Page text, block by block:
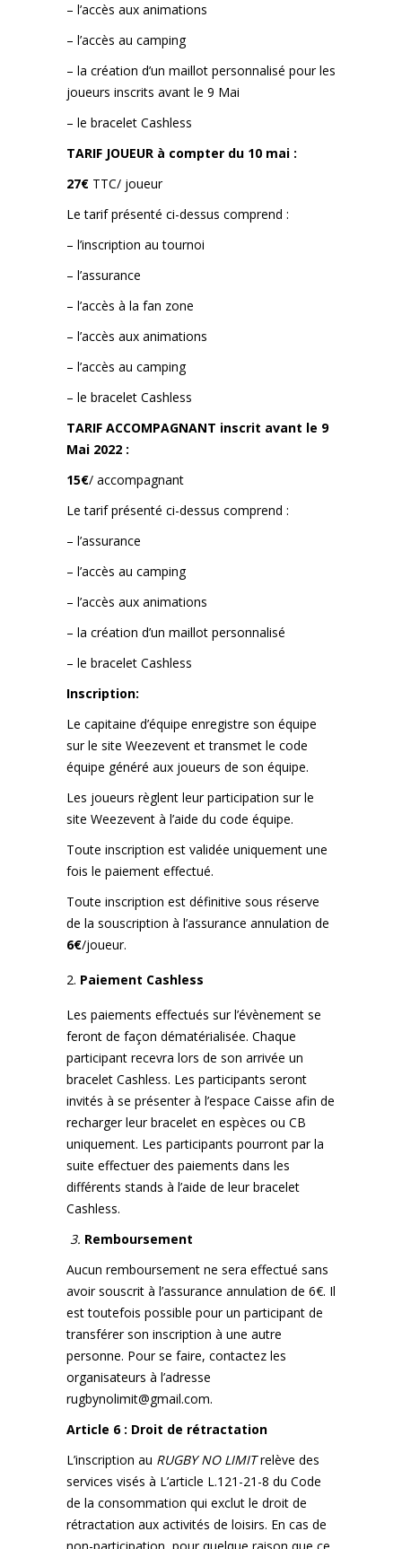
– l’accès aux animations
– l’accès au camping
– la création d’un maillot personnalisé pour les
joueurs inscrits avant le 9 Mai
– le bracelet Cashless
TARIF JOUEUR à compter du 10 mai :
27€ TTC/ joueur
Le tarif présenté ci-dessus comprend :
– l’inscription au tournoi
– l’assurance
– l’accès à la fan zone
– l’accès aux animations
– l’accès au camping
– le bracelet Cashless
TARIF ACCOMPAGNANT inscrit avant le 9
Mai 2022 :
15€/ accompagnant
Le tarif présenté ci-dessus comprend :
– l’assurance
– l’accès au camping
– l’accès aux animations
– la création d’un maillot personnalisé
– le bracelet Cashless
Inscription:
Le capitaine d’équipe enregistre son équipe
sur le site Weezevent et transmet le code
équipe généré aux joueurs de son équipe.
Les joueurs règlent leur participation sur le
site Weezevent à l’aide du code équipe.
Toute inscription est validée uniquement une
fois le paiement effectué.
Toute inscription est définitive sous réserve
de la souscription à l’assurance annulation de
6€/joueur.
Paiement Cashless
Les paiements effectués sur l’évènement se
feront de façon dématérialisée. Chaque
participant recevra lors de son arrivée un
bracelet Cashless. Les participants seront
invités à se présenter à l’espace Caisse afin de
recharger leur bracelet en espèces ou CB
uniquement. Les participants pourront par la
suite effectuer des paiements dans les
différents stands à l’aide de leur bracelet
Cashless.
3. Remboursement
Aucun remboursement ne sera effectué sans
avoir souscrit à l’assurance annulation de 6€. Il
est toutefois possible pour un participant de
transférer son inscription à une autre
personne. Pour se faire, contactez les
organisateurs à l’adresse
rugbynolimit@gmail.com.
Article 6 : Droit de rétractation
L’inscription au RUGBY NO LIMITrelève des
services visés à L’article L.121-21-8 du Code
de la consommation qui exclut le droit de
rétractation aux activités de loisirs. En cas de